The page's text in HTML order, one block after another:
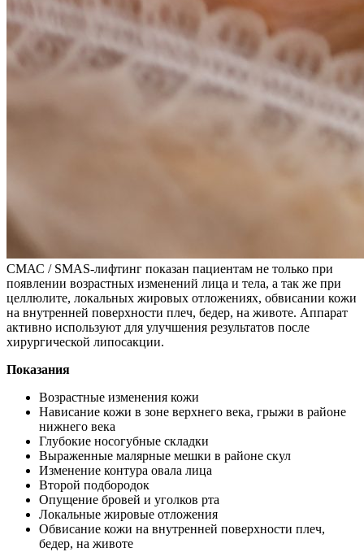
СМАС / SMAS-лифтинг показан пациентам не только при
появлении возрастных изменений лица и тела, а так же при
целлюлите, локальных жировых отложениях, обвисании кожи
на внутренней поверхности плеч, бедер, на животе. Аппарат
активно используют для улучшения результатов после
хирургической липосакции.
Показания
Возрастные изменения кожи
Нависание кожи в зоне верхнего века, грыжи в районе
нижнего века
Глубокие носогубные складки
Выраженные малярные мешки в районе скул
Изменение контура овала лица
Второй подбородок
Опущение бровей и уголков рта
Локальные жировые отложения
Обвисание кожи на внутренней поверхности плеч,
бедер, на животе